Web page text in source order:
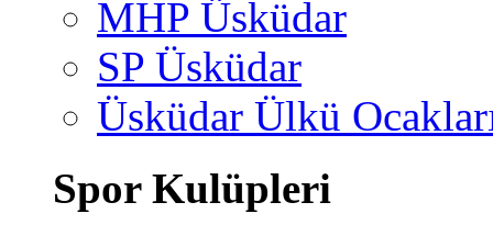
MHP Üsküdar
SP Üsküdar
Üsküdar Ülkü
Spor Kulüpleri